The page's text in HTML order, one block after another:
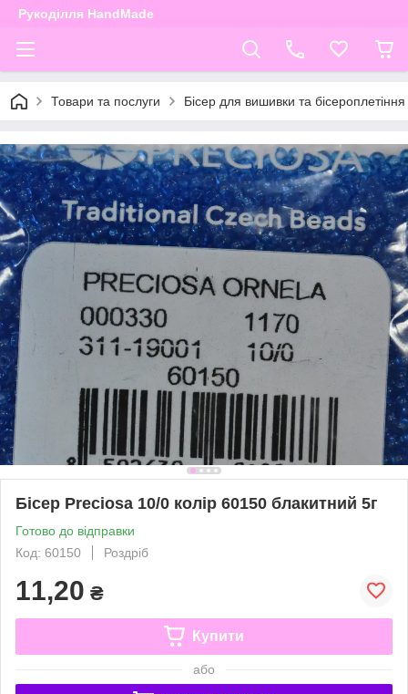
Рукоділля HandMade
Товари та послуги Бісер для вишивки та бісероплетіння
Бісер Preciosa 10/0 колір 60150 блакитний 5г
Готово до відправки
Код: 60150
Роздріб
11,20 ₴
Купити
або